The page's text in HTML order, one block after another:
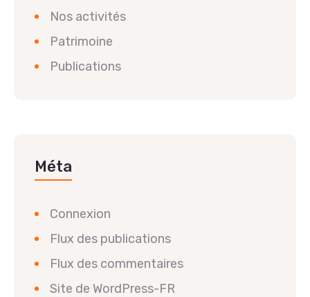
Nos activités
Patrimoine
Publications
Méta
Connexion
Flux des publications
Flux des commentaires
Site de WordPress-FR